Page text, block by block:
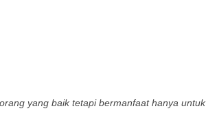
yang baik tetapi bermanfaat hanya untuk